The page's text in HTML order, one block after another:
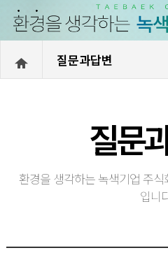
질문과답변
질문
환경을 생각하는 녹색기업 주
입니